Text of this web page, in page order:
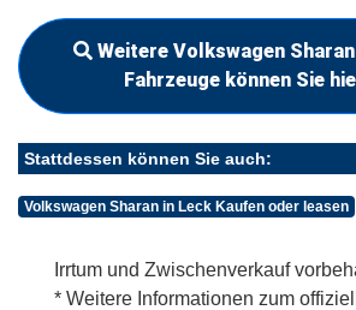
Weitere Volkswagen
Fahrzeuge können Sie
Stattdessen können Sie auch:
Volkswagen Sharan in Leck Kaufen oder leasen
Irrtum und Zwischenverkauf
* Weitere Informationen zum